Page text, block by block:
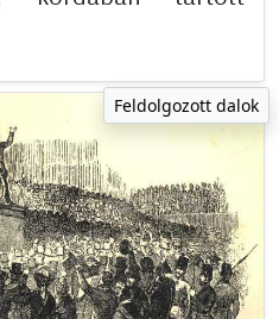
Feldolgozott dalok